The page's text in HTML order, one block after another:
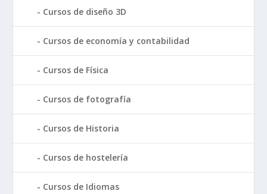
Cursos de diseño 3D
Cursos de economía y contabilidad
Cursos de Física
Cursos de fotografía
Cursos de Historia
Cursos de hostelería
Cursos de Idiomas